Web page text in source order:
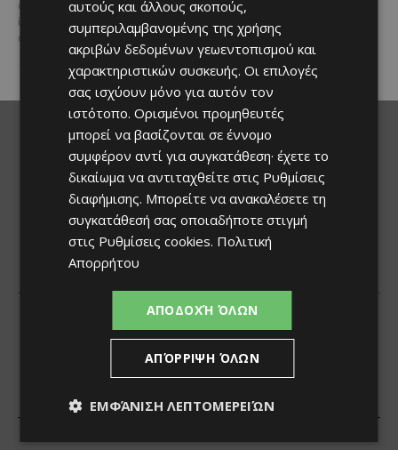
όνομά τους έγινε συνώνυμο της
ίδιας της ιστορίας του
αυτούς και άλλους σκοπούς,
συμπεριλαμβανομένης της χρήσης
ακριβών δεδομένων γεωεντοπισμού και
χαρακτηριστικών συσκευής. Οι επιλογές
σας ισχύουν μόνο για αυτόν τον
ιστότοπο. Ορισμένοι προμηθευτές
μπορεί να βασίζονται σε έννομο
συμφέρον αντί για συγκατάθεση· έχετε το
δικαίωμα να αντιταχθείτε στις Ρυθμίσεις
διαφήμισης. Μπορείτε να ανακαλέσετε τη
συγκατάθεσή σας οποιαδήποτε στιγμή
στις Ρυθμίσεις cookies. Πολιτική
Απορρήτου
ΑΠΟΔΟΧΉ ΌΛΩΝ
ΑΠΌΡΡΙΨΗ ΌΛΩΝ
ΕΜΦΆΝΙΣΗ ΛΕΠΤΟΜΕΡΕΙΏΝ